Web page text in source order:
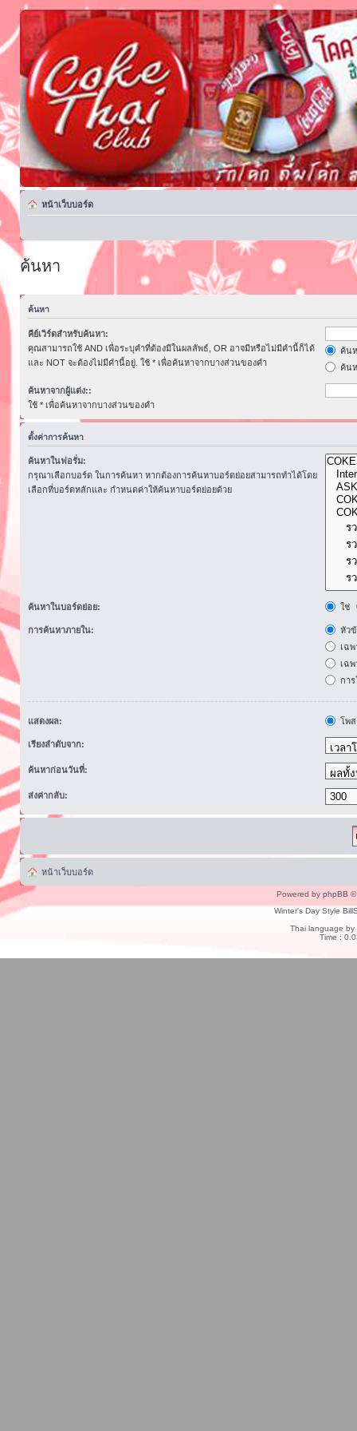
หน้าเว็บบอร์ด
ค้นหา
ค้นหา
คีย์เวิร์ดสำหรับค้นหา:
คุณสามารถใช้ AND เพื่อระบุคำที่ต้องมีในผลลัพธ์, OR อาจมีหรือไม่มีคำนี้ก็ได้
และ NOT จะต้องไม่มีคำนี้อยู่. ใช้ * เพื่อค้นหาจากบางส่วนของคำ
ค้น
ค้น
ค้นหาจากผู้แต่ง::
ใช้ * เพื่อค้นหาจากบางส่วนของคำ
ตั้งค่าการค้นหา
ค้นหาในฟอรั่ม:
กรุณาเลือกบอร์ด ในการค้นหา หากต้องการค้นหาบอร์ดย่อยสามารถทำได้โดย
เลือกที่บอร์ดหลักและ กำหนดค่าให้ค้นหาบอร์ดย่อยด้วย
ค้นหาในบอร์ดย่อย: ใช่
การค้นหาภายใน:
หัว
เฉ
เฉ
กา
แสดงผล: โพ
เรียงลำดับจาก:
ค้นหาก่อนวันที่:
ส่งค่ากลับ:
หน้าเว็บบอร์ด
Powered by phpBB ©
Winter's Day Style
Thai language by
Time :